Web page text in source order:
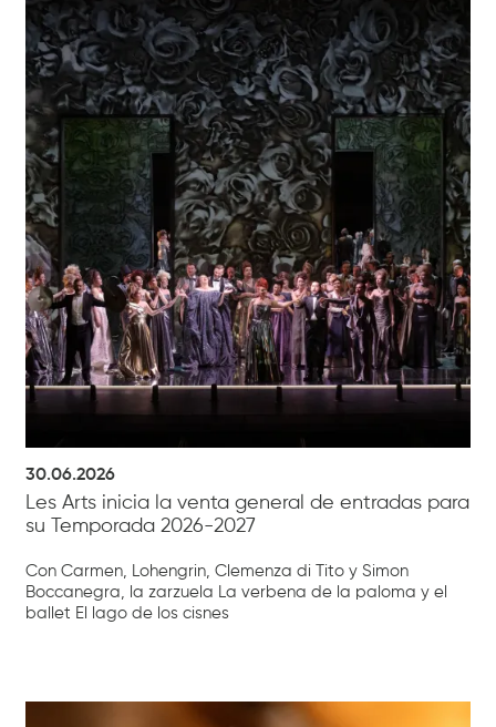
30.06.2026
Les Arts inicia la venta general de entradas para
su Temporada 2026-2027
Con Carmen, Lohengrin, Clemenza di Tito y Simon
Boccanegra, la zarzuela La verbena de la paloma y el
ballet El lago de los cisnes